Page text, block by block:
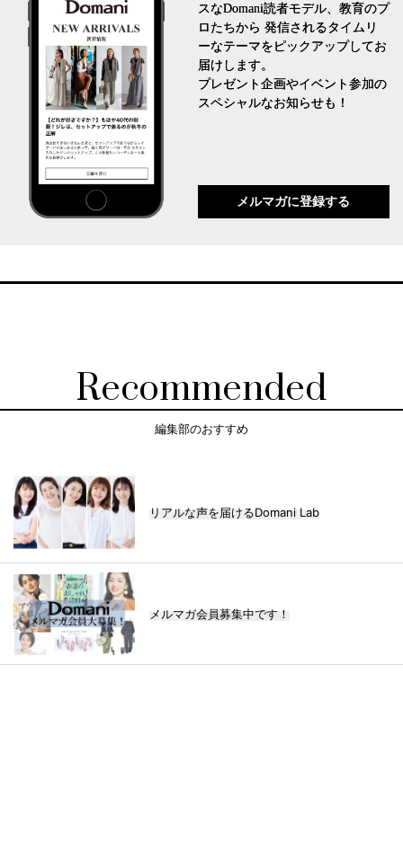
スなDomani読者モデル、教育のプ
ロたちから 発信されるタイムリ
ーなテーマをピックアップしてお
届けします。
プレゼント企画やイベント参加の
スペシャルなお知らせも！
メルマガに登録する
Recommended
編集部のおすすめ
リアルな声を届けるDomani Lab
メルマガ会員募集中です！